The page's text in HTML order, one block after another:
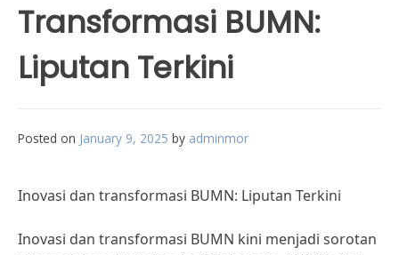
Transformasi BUMN:
Liputan Terkini
Posted on January 9, 2025 by adminmor
Inovasi dan transformasi BUMN: Liputan Terkini
Inovasi dan transformasi BUMN kini menjadi sorotan